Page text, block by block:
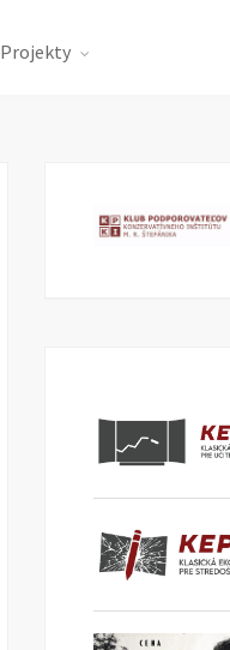
Projekty